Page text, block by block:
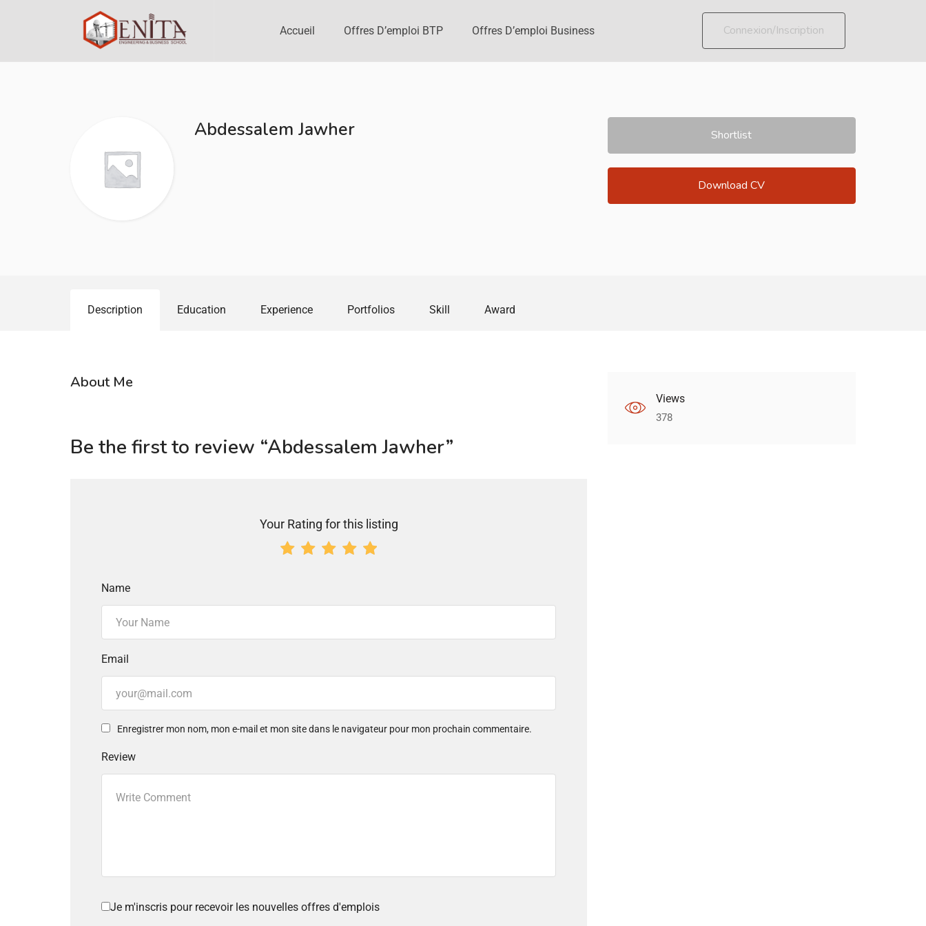
Accueil Offres D’emploi BTP Offres D’emploi Business Connexion/Inscription
Abdessalem Jawher Shortlist
Download CV
Description Education Experience Portfolios Skill Award
About Me
Be the first to review “Abdessalem Jawher”
Your Rating for this listing
Name
Email
Enregistrer mon nom, mon e-mail et mon site dans le navigateur pour mon prochain commentaire.
Review
Je m'inscris pour recevoir les nouvelles offres d'emplois
Views
378